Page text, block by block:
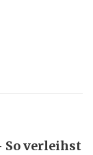
So verleihst